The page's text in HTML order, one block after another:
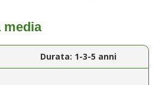
media
Durata: 1-3-5 anni